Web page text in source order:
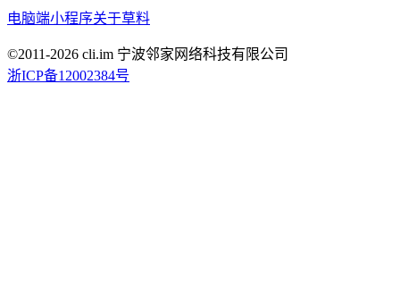
电脑端小程序关于草料
©2011-2026 cli.im 宁波邻家网络科技有限公司
浙ICP备12002384号